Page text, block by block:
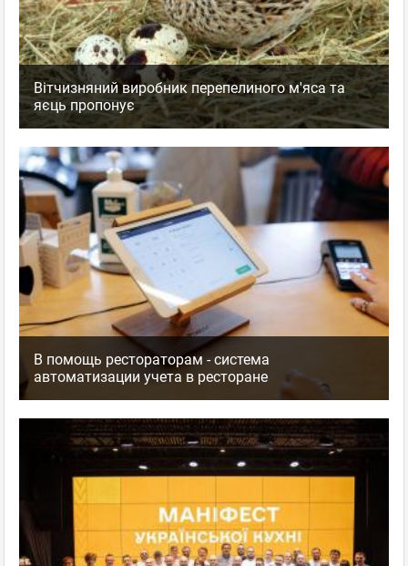
Вітчизняний виробник перепелиного м'яса та
яєць пропонує
В помощь рестораторам - система
автоматизации учета в ресторане